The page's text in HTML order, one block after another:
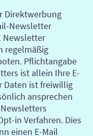
Direktwerbung
Newsletter
Newsletter
regelmäßig
Pflichtangabe
ist allein Ihre E-
Daten ist freiwillig
ansprechen
in Verfahren. Dies
einen E-Mail